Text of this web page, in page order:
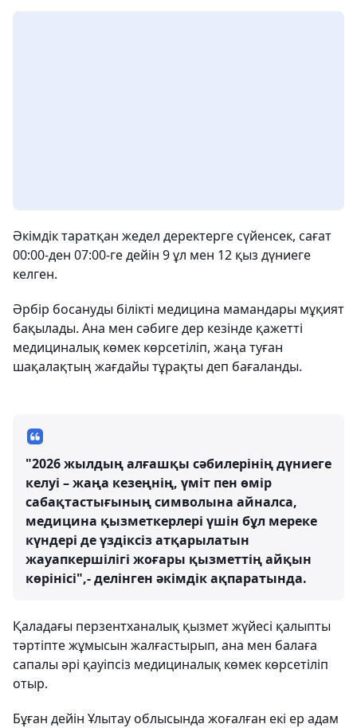
Әкімдік таратқан жедел деректерге сүйенсек, сағат
00:00-ден 07:00-ге дейін 9 ұл мен 12 қыз дүниеге
келген.
Әрбір босануды білікті медицина мамандары мұқият
бақылады. Ана мен сәбиге дер кезінде қажетті
медициналық көмек көрсетіліп, жаңа туған
шақалақтың жағдайы тұрақты деп бағаланды.
"2026 жылдың алғашқы сәбилерінің дүниеге
келуі – жаңа кезеңнің, үміт пен өмір
сабақтастығының символына айналса,
медицина қызметкерлері үшін бұл мереке
күндері де үздіксіз атқарылатын
жауапкершілігі жоғары қызметтің айқын
көрінісі",- делінген әкімдік ақпаратында.
Қаладағы перзентханалық қызмет жүйесі қалыпты
тәртіпте жұмысын жалғастырып, ана мен балаға
сапалы әрі қауіпсіз медициналық көмек көрсетіліп
отыр.
Бұған дейін Ұлытау облысында жоғалған екі ер адам